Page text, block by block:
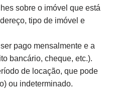
sobre o imóvel que está
tipo de imóvel e
pago mensalmente e a
bancário, cheque, etc.).
de locação, que pode
ou indeterminado.